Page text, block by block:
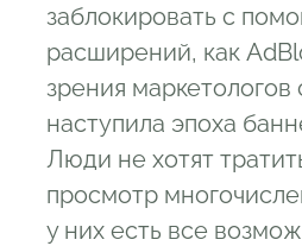
заблокировать с
расширений, как
зрения маркетологов
наступила эпоха
Люди не хотят
просмотр
у них есть все